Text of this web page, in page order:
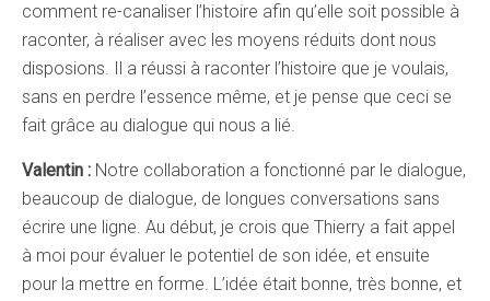
comment re-canaliser l’histoire afin qu’elle soit possible à
raconter, à réaliser avec les moyens réduits dont nous
disposions. Il a réussi à raconter l’histoire que je voulais,
sans en perdre l’essence même, et je pense que ceci se
fait grâce au dialogue qui nous a lié.
Valentin : Notre collaboration a fonctionné par le dialogue,
beaucoup de dialogue, de longues conversations sans
écrire une ligne. Au début, je crois que Thierry a fait appel
à moi pour évaluer le potentiel de son idée, et ensuite
pour la mettre en forme. L’idée était bonne, très bonne, et